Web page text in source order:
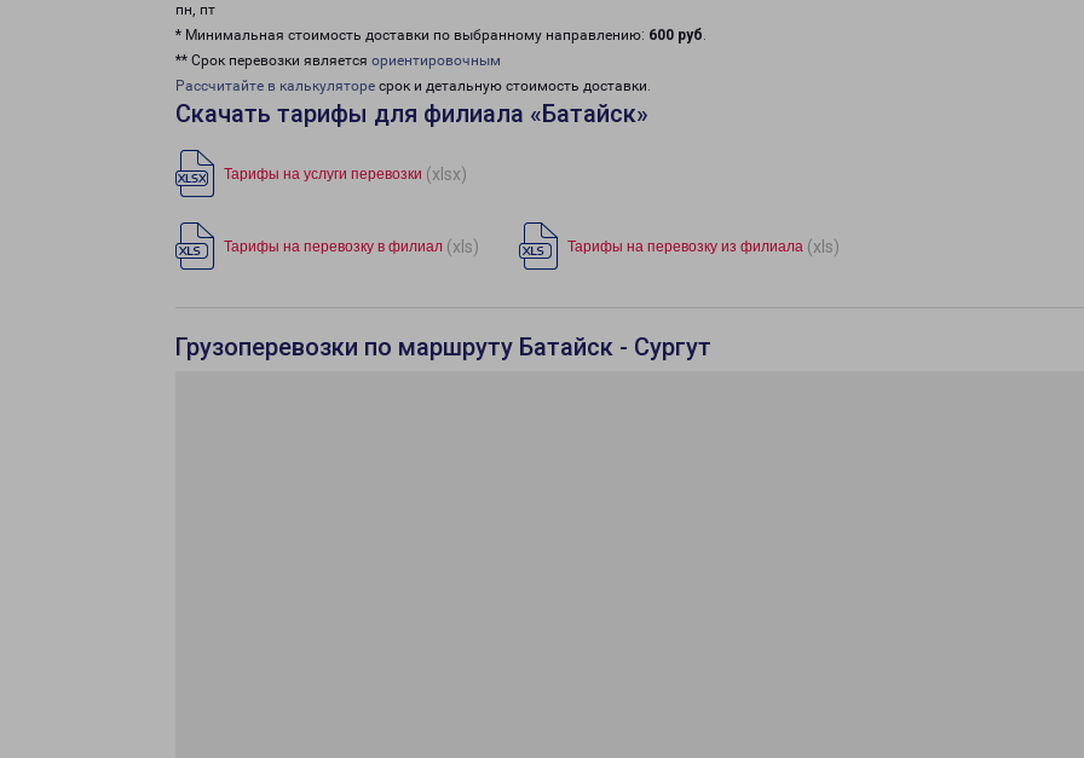
пн, пт
* Минимальная стоимость доставки по выбранному направлению: 600 руб.
** Срок перевозки является ориентировочным
Рассчитайте в калькуляторе срок и детальную стоимость доставки.
Скачать тарифы для филиала «Батайск»
Тарифы на услуги перевозки (xlsx)
Тарифы на перевозку в филиал (xls) Тарифы на перевозку из филиала (xls)
Грузоперевозки по маршруту Батайск - Сургут